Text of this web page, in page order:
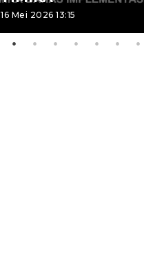
16 Mei 2026 13:15